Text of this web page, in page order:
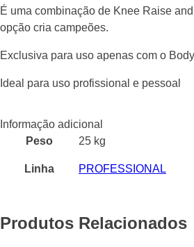
É uma combinação de Knee Raise
opção cria campeões.
Exclusiva para uso apenas com o
Ideal para uso profissional e pessoal
Informação adicional
Peso
25 kg
Linha PROFESSIONAL
Produtos Relacionados